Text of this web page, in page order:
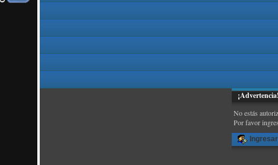
¡Advertencia!
No estás
Por favor
Ingresar